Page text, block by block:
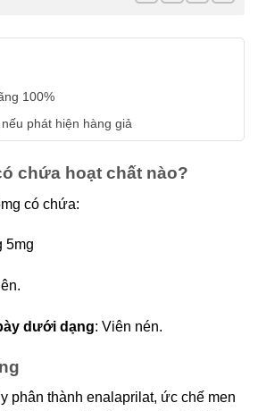
100%
phát hiện hàng giả
chứa hoạt chất nào?
có chứa:
5mg
dưới dạng: Viên nén.
phân thành enalaprilat, ức chế men